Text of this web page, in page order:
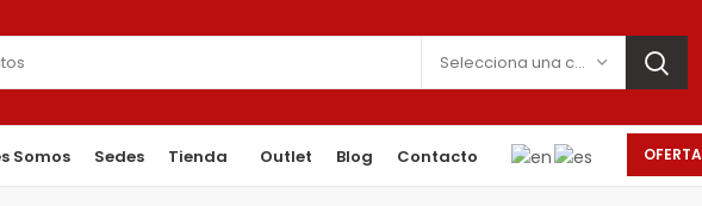
Selecciona una categoría
Somos Sedes Tienda Outlet Blog Contacto